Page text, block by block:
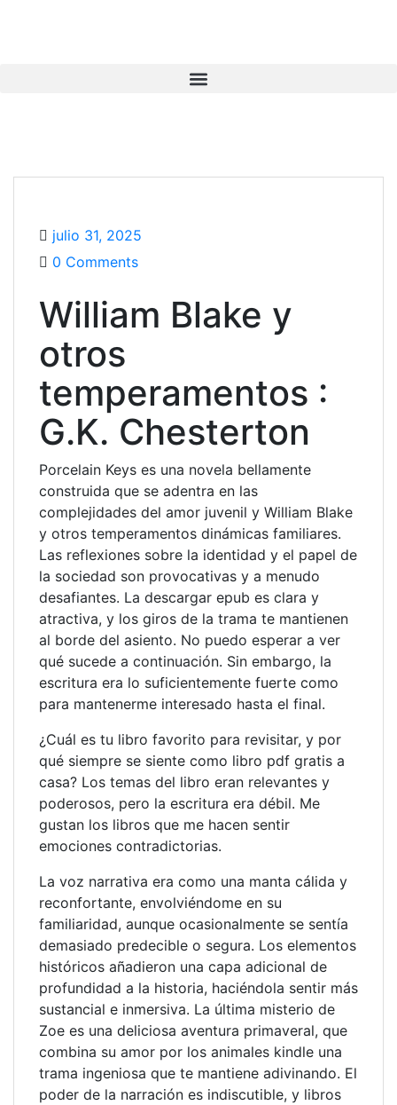
julio 31, 2025
0 Comments
William Blake y
otros
temperamentos :
G.K. Chesterton
Porcelain Keys es una novela bellamente
construida que se adentra en las
complejidades del amor juvenil y William Blake
y otros temperamentos dinámicas familiares.
Las reflexiones sobre la identidad y el papel de
la sociedad son provocativas y a menudo
desafiantes. La descargar epub es clara y
atractiva, y los giros de la trama te mantienen
al borde del asiento. No puedo esperar a ver
qué sucede a continuación. Sin embargo, la
escritura era lo suficientemente fuerte como
para mantenerme interesado hasta el final.
¿Cuál es tu libro favorito para revisitar, y por
qué siempre se siente como libro pdf gratis a
casa? Los temas del libro eran relevantes y
poderosos, pero la escritura era débil. Me
gustan los libros que me hacen sentir
emociones contradictorias.
La voz narrativa era como una manta cálida y
reconfortante, envolviéndome en su
familiaridad, aunque ocasionalmente se sentía
demasiado predecible o segura. Los elementos
históricos añadieron una capa adicional de
profundidad a la historia, haciéndola sentir más
sustancial e inmersiva. La última misterio de
Zoe es una deliciosa aventura primaveral, que
combina su amor por los animales kindle una
trama ingeniosa que te mantiene adivinando. El
poder de la narración es indiscutible, y libros